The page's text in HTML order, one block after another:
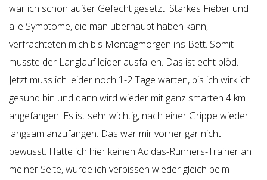
war ich schon außer Gefecht gesetzt. Starkes Fieber und
alle Symptome, die man überhaupt haben kann,
verfrachteten mich bis Montagmorgen ins Bett. Somit
musste der Langlauf leider ausfallen. Das ist echt blöd.
Jetzt muss ich leider noch 1-2 Tage warten, bis ich wirklich
gesund bin und dann wird wieder mit ganz smarten 4 km
angefangen. Es ist sehr wichtig, nach einer Grippe wieder
langsam anzufangen. Das war mir vorher gar nicht
bewusst. Hätte ich hier keinen Adidas-Runners-Trainer an
meiner Seite, würde ich verbissen wieder gleich beim